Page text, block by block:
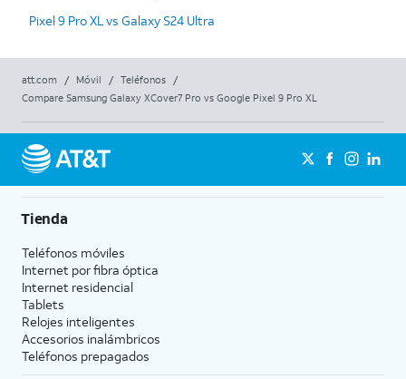
Pixel 9 Pro XL vs Galaxy S24 Ultra
att.com / Móvil / Teléfonos
/
Compare Samsung Galaxy XCover7 Pro vs Google Pixel 9 Pro XL
Tienda
Teléfonos móviles
Internet por fibra óptica
Internet residencial
Tablets
Relojes inteligentes
Accesorios inalámbricos
Teléfonos prepagados